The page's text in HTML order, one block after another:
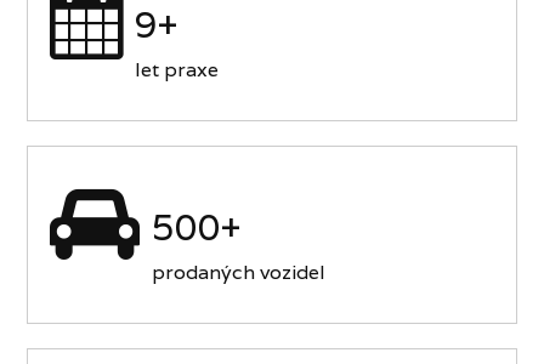
9+
let praxe
500+
prodaných vozidel